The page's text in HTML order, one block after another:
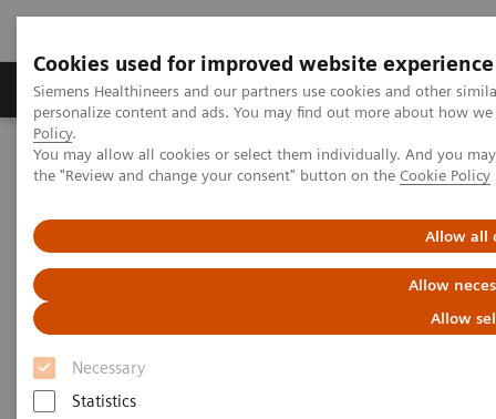
Cookies used for improved website experience
Siemens Healthineers and our partners use cookies and other
personalize content and ads. You may find out more about how
Policy.
You may allow all cookies or select them individually. And you
the "Review and change your consent" button on the Cookie Policy
Allow all
Allow
Allow
Necessary
Statistics
Produits & services Domaines cliniques
Home Imagerie médicale
Radiographie
Radiographie numérique
Ysio Max